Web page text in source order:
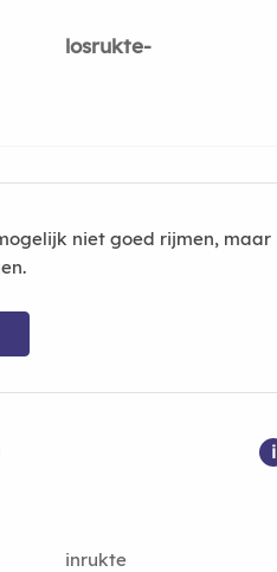
losrukte-
niet goed rijmen, maar
i
inrukte